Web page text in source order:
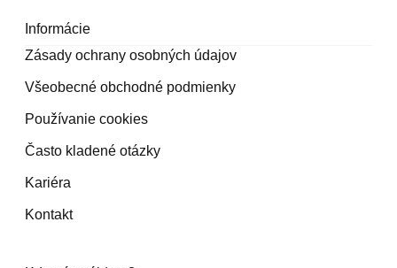
Informácie
Zásady ochrany osobných údajov
Všeobecné obchodné podmienky
Používanie cookies
Často kladené otázky
Kariéra
Kontakt